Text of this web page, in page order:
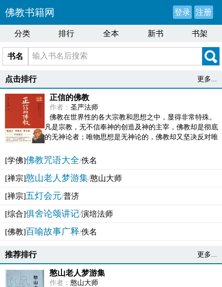
佛教书籍网 登录 注册
分类 排行 全本 新书 书架
书名
点击排行 更多...
正信的佛教
作者： 圣严法师
佛教在世界性的各大宗教和思想之中，显得非常特殊。
凡是宗教，无不信奉神的创造及神的主宰，佛教却是彻底
的无神论者；唯物思想是无神论的，佛教却又坚决反对唯
[学佛]佛教咒语大全/佚名
[禅宗]憨山老人梦游集/憨山大师
[禅宗]五灯会元/普济
[综合]俱舍论颂讲记/演培法师
[佛教]百喻故事广释/佚名
推荐排行 更多...
憨山老人梦游集
作者： 憨山大师